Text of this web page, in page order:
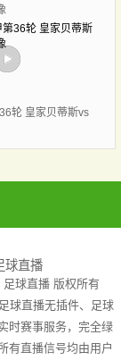
轮 皇家贝蒂斯vs
球直播
足球直播版权所有
球直播无插件、足球
时赛事服务，完全绿
有直播信号均由用户